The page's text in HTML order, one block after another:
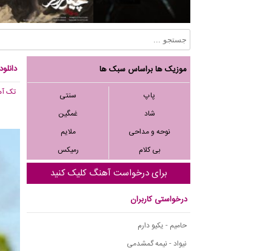
موزیک ها براساس سبک ها
پاپ
سنتی
شاد
غمگین
نوحه و مداحی
ملایم
بی کلام
رمیکس
برای درخواست آهنگ کلیک کنید
درخواستی کاربران
حامیم - یکیو دارم
نیواد - نیمه گمشدمی
تک